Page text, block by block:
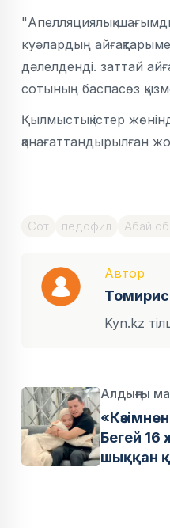
"Апелляциялық шағымды
куәлардың
дәлелденді. заттай
сотының баспасөз
Қылмыстық істер
қанағаттандырылған
Сот педофил Абай
Автор
Томирис
Kyn.kz
Алдыңғы
Бегей
шыққан